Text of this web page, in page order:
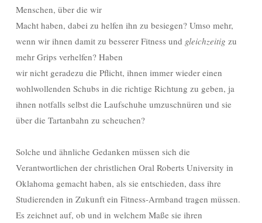
Menschen, über die wir
Macht haben, dabei zu helfen ihn zu besiegen? Umso mehr,
wenn wir ihnen damit zu besserer Fitness und gleichzeitig zu
mehr Grips verhelfen? Haben
wir nicht geradezu die Pflicht, ihnen immer wieder einen
wohlwollenden Schubs in die richtige Richtung zu geben, ja
ihnen notfalls selbst die Laufschuhe umzuschnüren und sie
über die Tartanbahn zu scheuchen?
Solche und ähnliche Gedanken müssen sich die
Verantwortlichen der christlichen Oral Roberts University in
Oklahoma gemacht haben, als sie entschieden, dass ihre
Studierenden in Zukunft ein Fitness-Armband tragen müssen.
Es zeichnet auf, ob und in welchem Maße sie ihren